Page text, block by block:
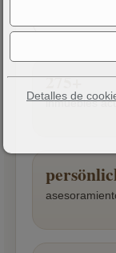
275+
inmuebles
Detalles de